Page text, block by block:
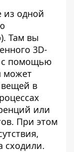
из одной
Там вы
3D-
с помощью
может
в
или
При этом
сходили.